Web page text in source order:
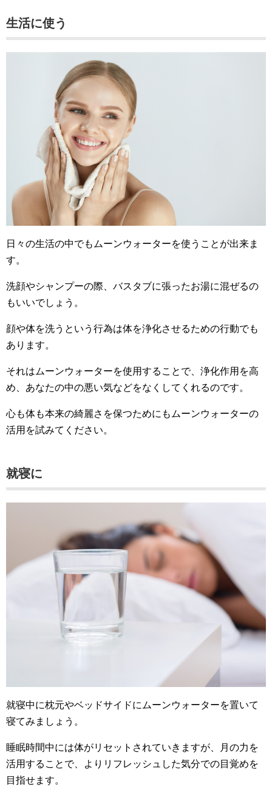
生活に使う
日々の生活の中でもムーンウォーターを使うことが出来ま
す。
洗顔やシャンプーの際、バスタブに張ったお湯に混ぜるの
もいいでしょう。
顔や体を洗うという行為は体を浄化させるための行動でも
あります。
それはムーンウォーターを使用することで、浄化作用を高
め、あなたの中の悪い気などをなくしてくれるのです。
心も体も本来の綺麗さを保つためにもムーンウォーターの
活用を試みてください。
就寝に
就寝中に枕元やベッドサイドにムーンウォーターを置いて
寝てみましょう。
睡眠時間中には体がリセットされていきますが、月の力を
活用することで、よりリフレッシュした気分での目覚めを
目指せます。